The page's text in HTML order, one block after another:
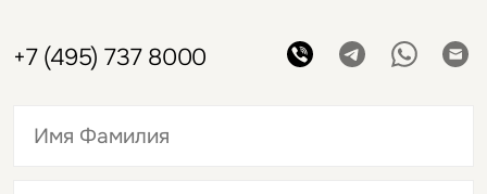
+7 (495) 737 8000